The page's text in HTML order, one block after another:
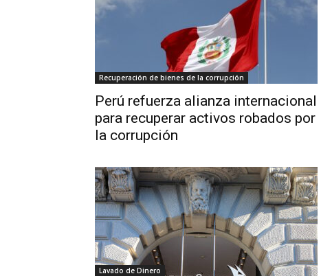
Recuperación de bienes de la corrupción
Perú refuerza alianza internacional
para recuperar activos robados por
la corrupción
Lavado de Dinero